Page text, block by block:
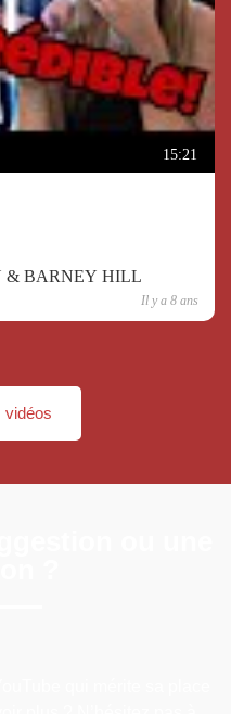
15:21
& BARNEY HILL
Il y a 8 ans
vidéos